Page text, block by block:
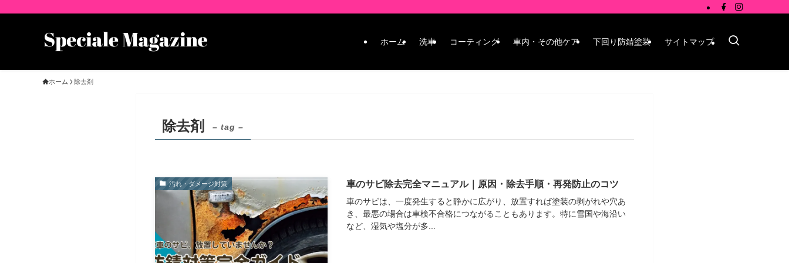
ホーム 洗車 コーティング 車内・その他ケア 下回り防錆塗装 サイトマップ
ホーム 除去剤
除去剤 – tag –
汚れ・ダメージ対策 車のサビ除去完全マニュアル｜原因・除去手順・再発防止のコツ
車のサビは、一度発生すると静かに広がり、放置すれば塗装の剥がれや穴あ
き、最悪の場合は車検不合格につながることもあります。特に雪国や海沿い
など、湿気や塩分が多...